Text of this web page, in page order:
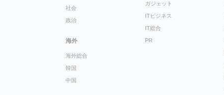
社会
政治
海外
海外総合
韓国
中国
ガジェット
ITビジネス
IT総合
PR